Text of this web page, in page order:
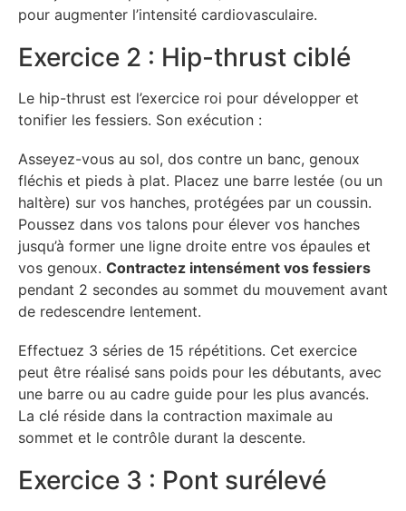
pour augmenter l’intensité cardiovasculaire.
Exercice 2 : Hip-thrust ciblé
Le hip-thrust est l’exercice roi pour développer et
tonifier les fessiers. Son exécution :
Asseyez-vous au sol, dos contre un banc, genoux
fléchis et pieds à plat. Placez une barre lestée (ou un
haltère) sur vos hanches, protégées par un coussin.
Poussez dans vos talons pour élever vos hanches
jusqu’à former une ligne droite entre vos épaules et
vos genoux. Contractez intensément vos fessiers
pendant 2 secondes au sommet du mouvement avant
de redescendre lentement.
Effectuez 3 séries de 15 répétitions. Cet exercice
peut être réalisé sans poids pour les débutants, avec
une barre ou au cadre guide pour les plus avancés.
La clé réside dans la contraction maximale au
sommet et le contrôle durant la descente.
Exercice 3 : Pont surélevé